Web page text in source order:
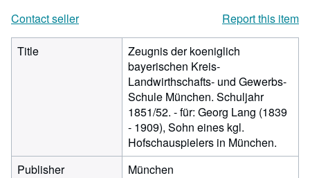
Contact seller
Report this item
Title
Zeugnis der koeniglich
bayerischen Kreis-
Landwirthschafts- und Gewerbs-
Schule München. Schuljahr
1851/52. - für: Georg Lang (1839
- 1909), Sohn eines kgl.
Hofschauspielers in München.
Publisher
München